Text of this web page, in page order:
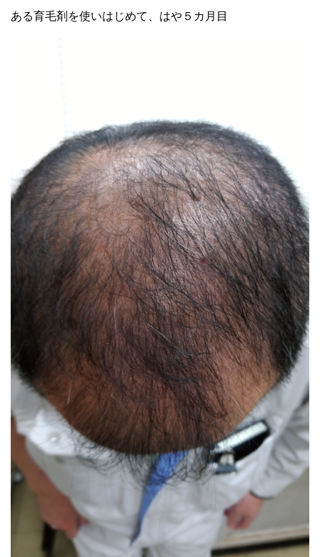
ある育毛剤を使いはじめて、はや５カ月目